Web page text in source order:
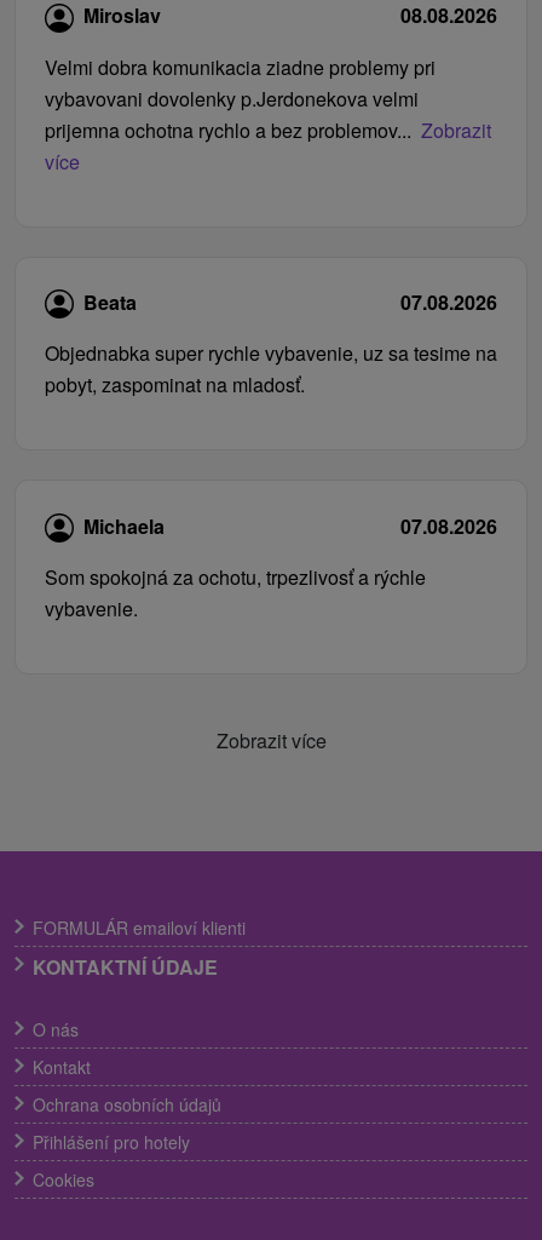
Miroslav
08.08.2026
Velmi dobra komunikacia ziadne problemy pri
vybavovani dovolenky p.Jerdonekova velmi
prijemna ochotna rychlo a bez problemov... Zobrazit
více
Beata
07.08.2026
Objednabka super rychle vybavenie, uz sa tesime na
pobyt, zaspominat na mladosť.
Michaela
07.08.2026
Som spokojná za ochotu, trpezlivosť a rýchle
vybavenie.
Zobrazit více
FORMULÁR emailoví klienti
KONTAKTNÍ ÚDAJE
O nás
Kontakt
Ochrana osobních údajů
Přihlášení pro hotely
Cookies